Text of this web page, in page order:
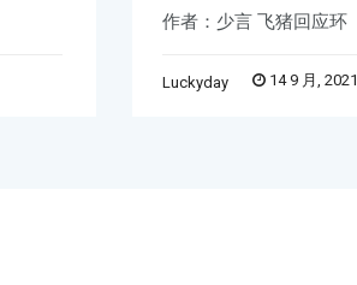
作者：少言 飞猪回应环
Luckyday 14 9 月, 2021